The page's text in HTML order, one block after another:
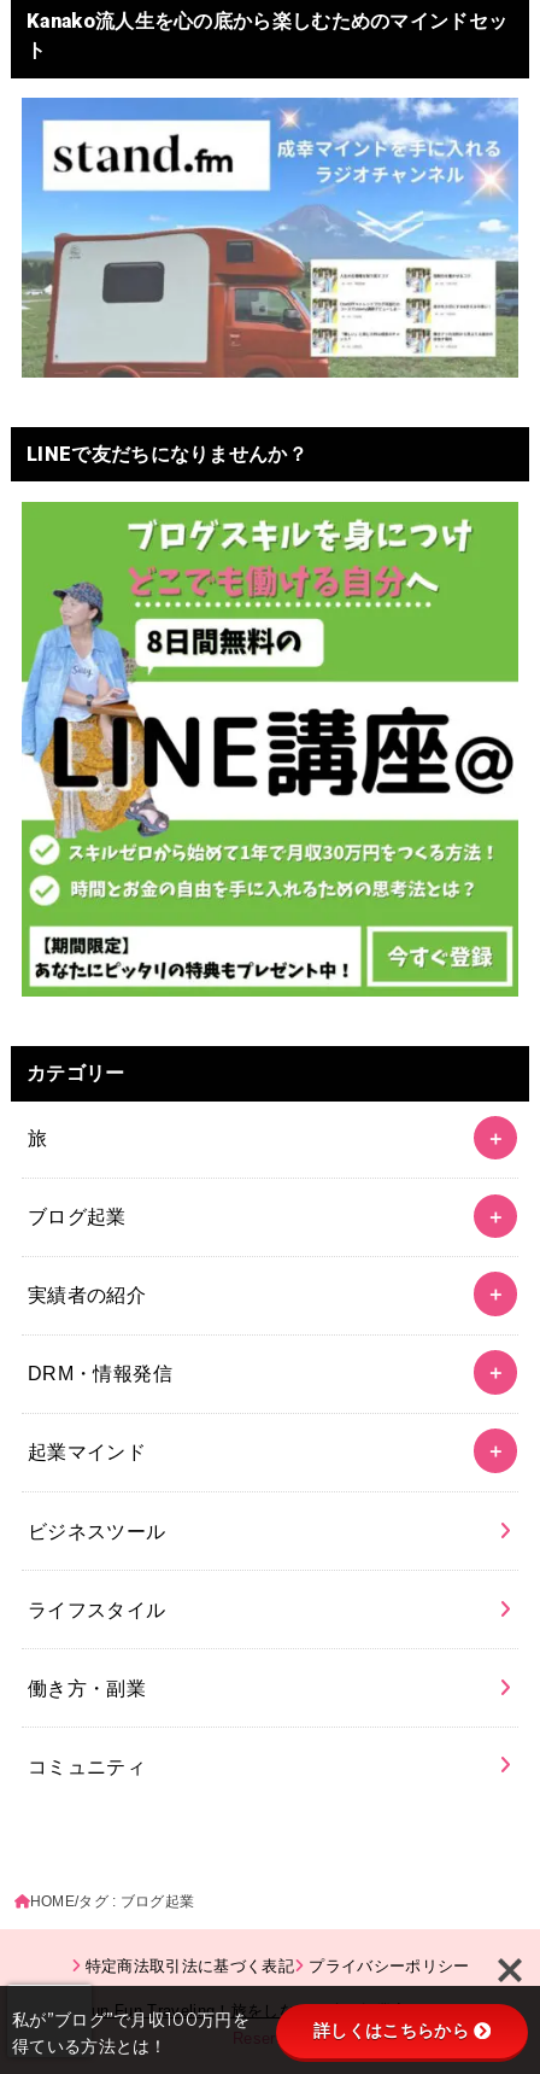
Kanako流人生を心の底から楽しむためのマインドセッ
ト
LINEで友だちになりませんか？
カテゴリー
旅
ブログ起業
実績者の紹介
DRM・情報発信
起業マインド
ビジネスツール
ライフスタイル
働き方・副業
コミュニティ
HOME タグ : ブログ起業
特定商法取引法に基づく表記 プライバシーポリシー
© 2026 Fun Fun Traveling！旅をしながら稼ぐ起業家へ。
All Rights
Reserved.
私が”ブログ”で月収100万円を
得ている方法とは！
詳しくはこちらから